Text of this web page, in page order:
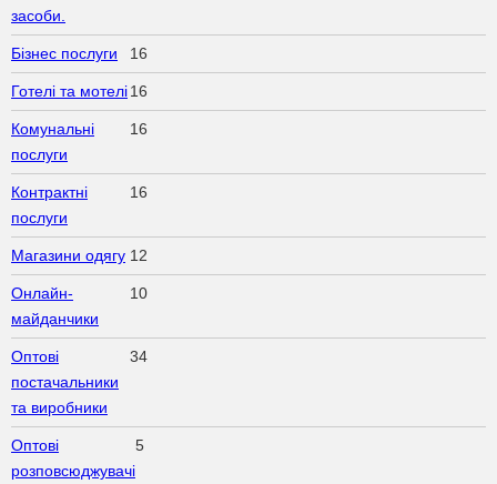
засоби.
Бізнес послуги 16
Готелі та мотелі16
Комунальні
послуги
16
Контрактні
послуги
16
Магазини одягу 12
Онлайн-
майданчики
10
Оптові
постачальники
та виробники
34
Оптові
розповсюджувачі
5